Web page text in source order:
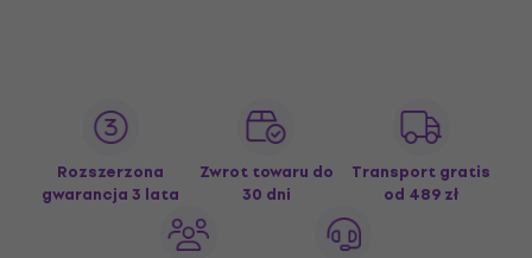
Rozszerzona
gwarancja 3 lata
Zwrot towaru do
30 dni
Transport gratis
od 489 zł